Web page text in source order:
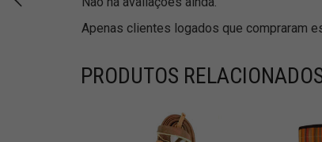
Apenas clientes logados que compraram
PRODUTOS